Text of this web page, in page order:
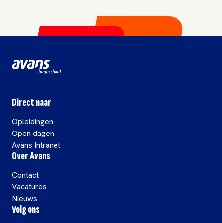
Direct naar
Opleidingen
Open dagen
Avans Intranet
Over Avans
Contact
Vacatures
Nieuws
Volg ons